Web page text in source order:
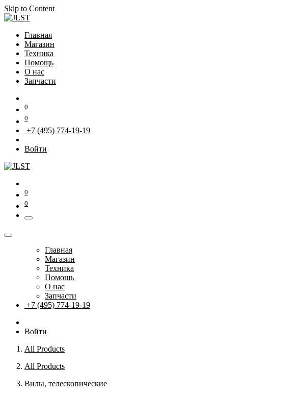
Skip to Content
Главная
Магазин
Техника
Помощь
О нас
Запчасти
0
0
+7 (495) 774-19-19
Войти
0
0
Главная
Магазин
Техника
Помощь
О нас
Запчасти
+7 (495) 774-19-19
Войти
All Products
All Products
Вилы, телескопические